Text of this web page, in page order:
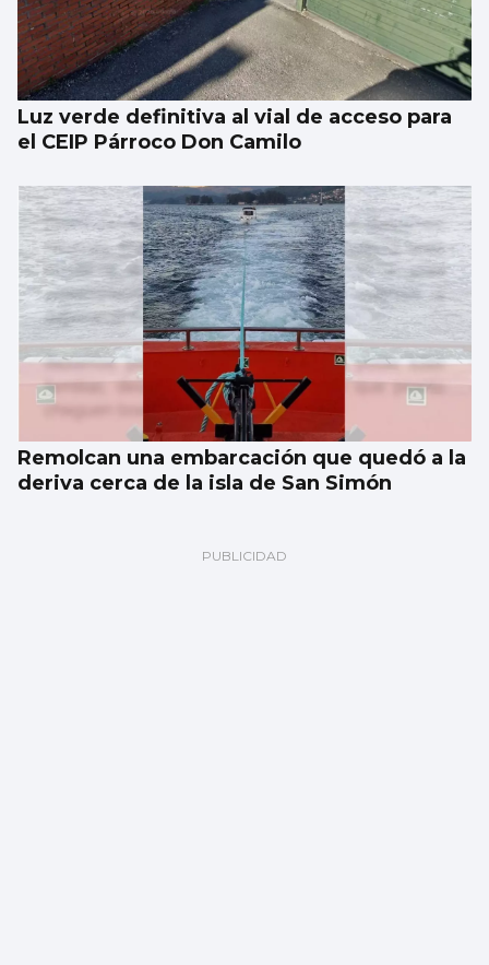
Luz verde definitiva al vial de acceso para
el CEIP Párroco Don Camilo
Remolcan una embarcación que quedó a la
deriva cerca de la isla de San Simón